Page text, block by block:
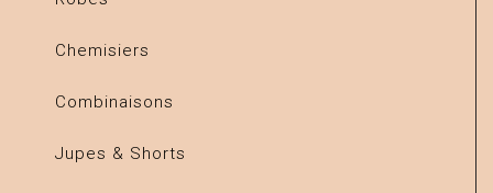
Chemisiers
Combinaisons
Jupes & Shorts